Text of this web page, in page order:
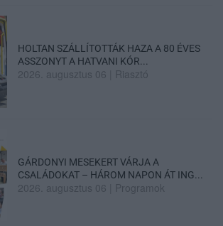
HOLTAN SZÁLLÍTOTTÁK HAZA A 80 ÉVES
ASSZONYT A HATVANI KÓR...
2026. augusztus 06 Riasztó
GÁRDONYI MESEKERT VÁRJA A
CSALÁDOKAT – HÁROM NAPON ÁT ING...
2026. augusztus 06 Programok